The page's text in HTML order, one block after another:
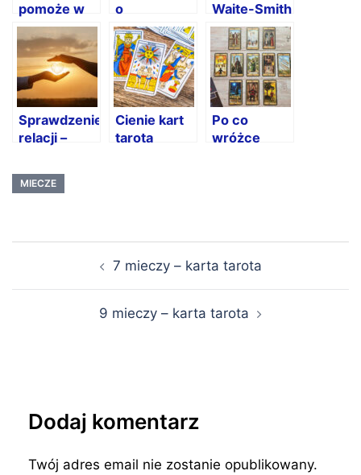
pomoże w
poprawie
finansów?
o
numerologii
– co jest
prawdą a co
nie?
Waite-Smith
– status
prawny
Sprawdzenie
relacji –
partnerski
Cienie kart
tarota
Po co
wróżce
MIECZE
7 mieczy – karta tarota
9 mieczy – karta tarota
Dodaj komentarz
Twój adres email nie zostanie opublikowany.